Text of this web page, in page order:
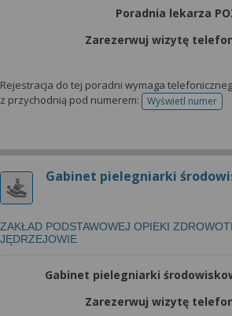
Poradnia lekarza
Zarezerwuj wizytę
Rejestracja do tej poradni wymaga
z przychodnią pod numerem:
Wyświetl numer
telefonu do
Gabinet pielegniarki
ZAKŁAD PODSTAWOWEJ OPIEKI
JĘDRZEJOWIE
Gabinet pielegniarki
Zarezerwuj wizytę